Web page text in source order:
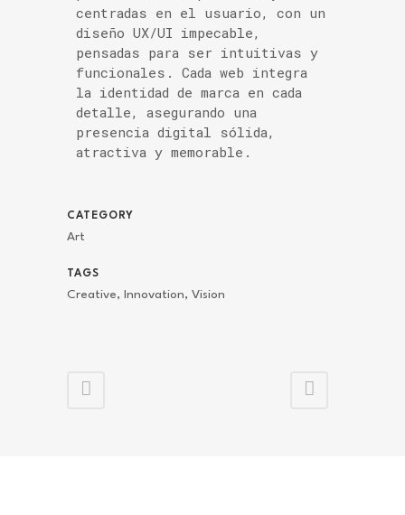
centradas en el usuario, con un
diseño UX/UI impecable,
pensadas para ser intuitivas y
funcionales. Cada web integra
la identidad de marca en cada
detalle, asegurando una
presencia digital sólida,
atractiva y memorable.
CATEGORY
Art
TAGS
Creative, Innovation, Vision